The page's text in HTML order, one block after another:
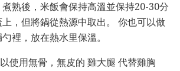
熟後，米飯會保持高溫並保持20-30分
，但將鍋從熱源中取出。 你也可以做
裡，放在熱水里保溫。
使用無骨，無皮的 雞大腿 代替雞胸